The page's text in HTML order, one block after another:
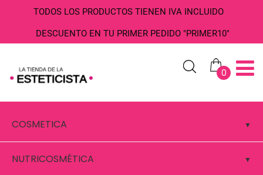
TODOS LOS PRODUCTOS TIENEN IVA INCLUIDO
DESCUENTO EN TU PRIMER PEDIDO "PRIMER10"
0
COSMETICA
NUTRICOSMÉTICA